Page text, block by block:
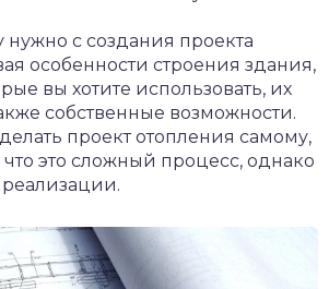
нужно с создания проекта
особенности строения здания,
вы хотите использовать, их
собственные возможности.
проект отопления самому,
что это сложный процесс, однако